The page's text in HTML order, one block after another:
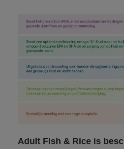
Adult Fish & Rice is